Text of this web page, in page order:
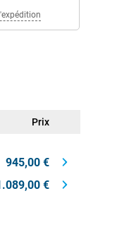
Prix
945,00 €
€